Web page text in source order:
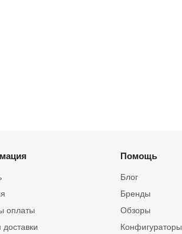
оплаты
доставки
Помощь
Блог
Бренды
Обзоры
Конфигураторы